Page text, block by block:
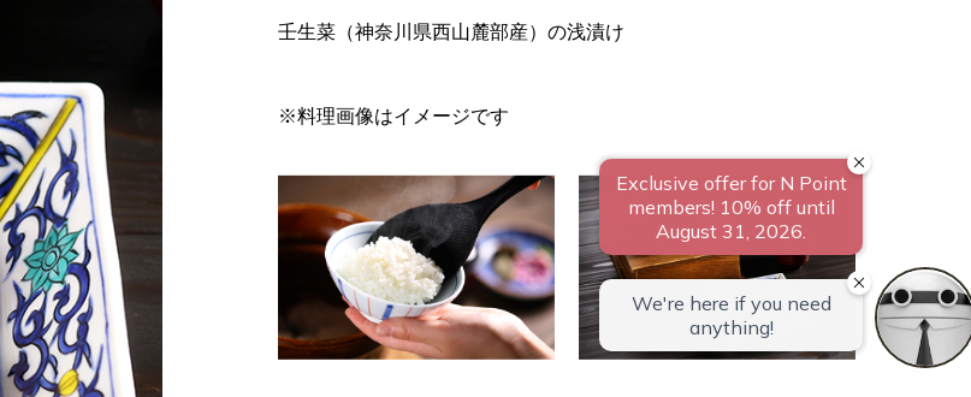
壬生菜（神奈川県西山麓部産）の浅漬け
※料理画像はイメージです